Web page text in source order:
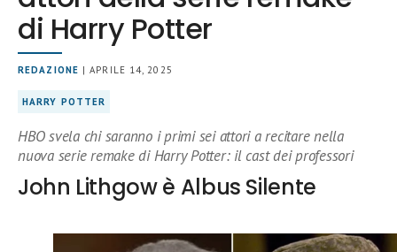
di Harry Potter
REDAZIONE | APRILE 14, 2025
HARRY POTTER
HBO svela chi saranno i primi sei attori a recitare nella
nuova serie remake di Harry Potter: il cast dei professori
John Lithgow è Albus Silente